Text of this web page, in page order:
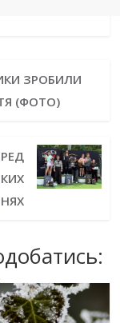
ЗРОБИЛИ
(ФОТО)